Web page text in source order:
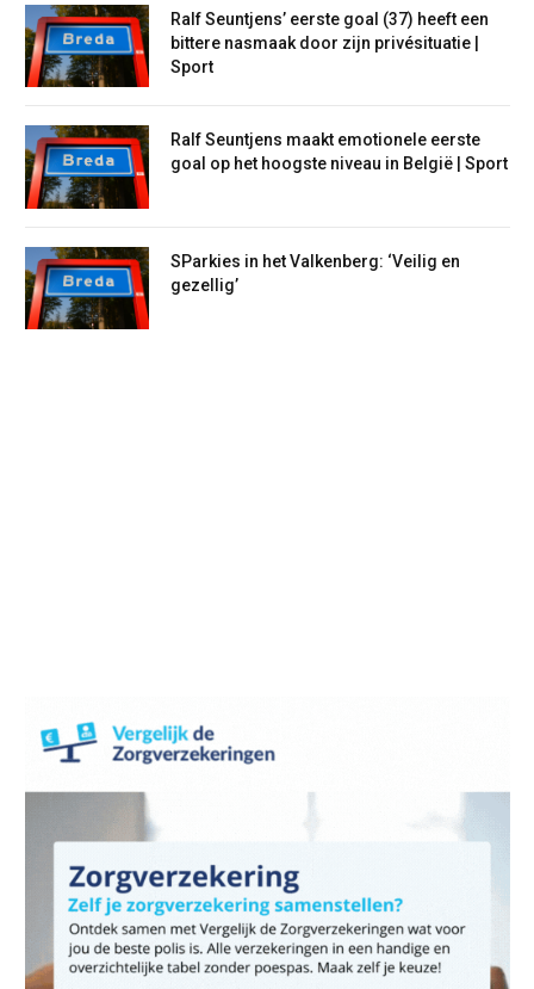
Ralf Seuntjens’ eerste goal (37) heeft een
bittere nasmaak door zijn privésituatie |
Sport
Ralf Seuntjens maakt emotionele eerste
goal op het hoogste niveau in België | Sport
SParkies in het Valkenberg: ‘Veilig en
gezellig’